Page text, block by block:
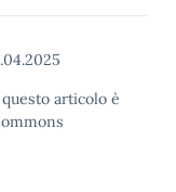
articolo è